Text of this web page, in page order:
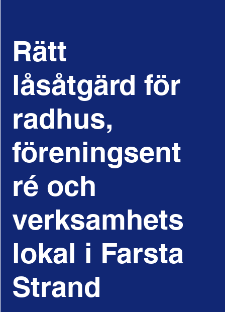
Rätt
låsåtgärd för
radhus,
föreningsent
ré och
verksamhets
lokal i Farsta
Strand